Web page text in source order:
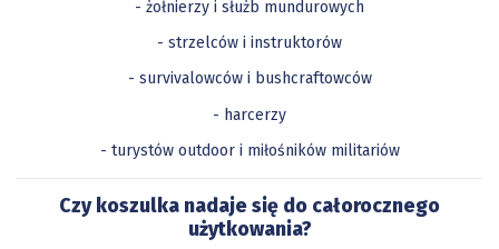
- żołnierzy i służb mundurowych
- strzelców i instruktorów
- survivalowców i bushcraftowców
- harcerzy
- turystów outdoor i miłośników militariów
Czy koszulka nadaje się do całorocznego
użytkowania?